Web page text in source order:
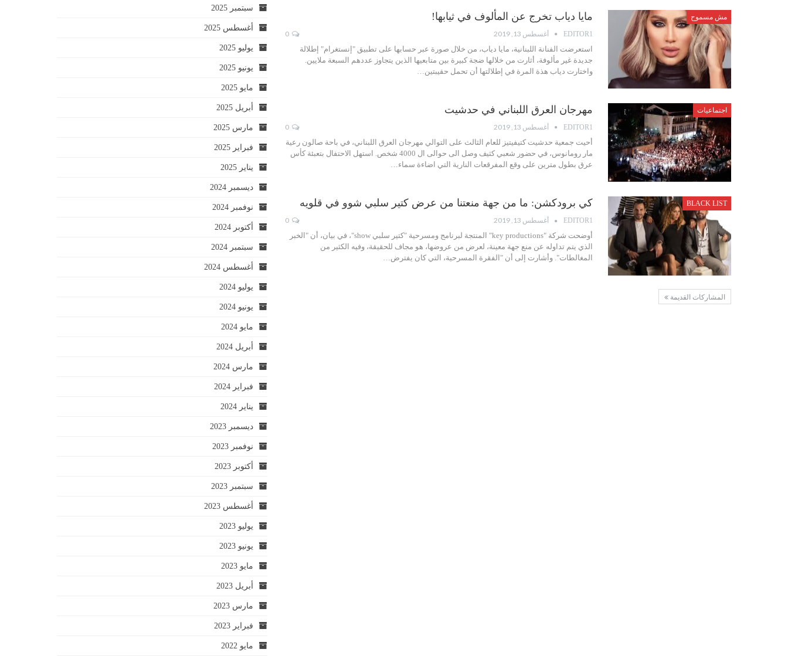
مش مسموح مايا دياب تخرج عن المألوف في ثيابها!
EDITOR1 أغسطس 13, 2019
استعرضت الفنانة اللبنانية، مايا دياب، من خلال صورة عبر حسابها على تطبيق "إنستغرام" إطلالة
جديدة غير مألوفة، أثارت من خلالها ضجة كبيرة بين متابعيها الذين يتجاوز عددهم السبعة ملايين.
واختارت دياب هذة المرة في إطلالتها أن تحمل حقيبتين…
اجتماعيات مهرجان العرق اللبناني في حدشيت
EDITOR1 أغسطس 13, 2019
أحيت جمعية حدشيت كتيفيتيز للعام الثالث على التوالي مهرجان العرق اللبناني، في باحة صالون رعية
مار رومانوس، في حضور شعبي كثيف وصل الى حوالى ال 4000 شخص. استهل الاحتفال بتعبئة كأس
عرق بطول مترين على وقع المفرقعات النارية التي اضاءة سماء…
BLACK LIST كي برودكشن: ما من جهة منعتنا من عرض كتير سلبي شوو في قلويه
EDITOR1 أغسطس 13, 2019
أوضحت شركة "key productions" المنتجة لبرنامج ومسرحية "كتير سلبي show"، في بيان، أن "الخبر
الذي يتم تداوله عن منع جهة معينة، لعرض من عروضها، هو مجاف للحقيقة، وفيه الكثير من
المغالطات". وأشارت إلى أن "الفقرة المسرحية، التي كان يفترض…
المشاركات القديمة
سبتمبر 2025
أغسطس 2025
يوليو 2025
يونيو 2025
مايو 2025
أبريل 2025
مارس 2025
فبراير 2025
يناير 2025
ديسمبر 2024
نوفمبر 2024
أكتوبر 2024
سبتمبر 2024
أغسطس 2024
يوليو 2024
يونيو 2024
مايو 2024
أبريل 2024
مارس 2024
فبراير 2024
يناير 2024
ديسمبر 2023
نوفمبر 2023
أكتوبر 2023
سبتمبر 2023
أغسطس 2023
يوليو 2023
يونيو 2023
مايو 2023
أبريل 2023
مارس 2023
فبراير 2023
مايو 2022